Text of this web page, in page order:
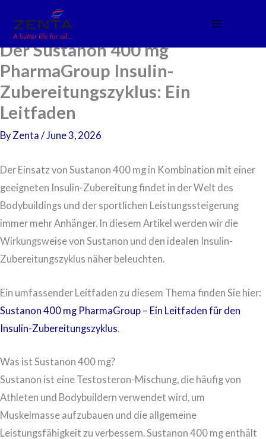
Der Sustanon 400 mg
PharmaGroup Insulin-
Zubereitungszyklus: Ein
Leitfaden
By Zenta / June 3, 2026
Der Einsatz von Sustanon 400 mg in Kombination mit einer
geeigneten Insulin-Zubereitung findet in der Welt des
Bodybuildings und der sportlichen Leistungssteigerung
immer mehr Anhänger. In diesem Artikel werden wir die
Wirkungsweise von Sustanon und den idealen Insulin-
Zubereitungszyklus näher beleuchten.
Ein umfassender Leitfaden zu diesem Thema finden Sie hier:
Sustanon 400 mg PharmaGroup – Ein Leitfaden für den
Insulin-Zubereitungszyklus
Was ist Sustanon 400 mg?
Sustanon ist eine Testosteron-Mischung, die häufig von
Athleten und Bodybuildern verwendet wird, um
Muskelmasse aufzubauen und die allgemeine
Leistungsfähigkeit zu verbessern. Sustanon 400 mg enthält